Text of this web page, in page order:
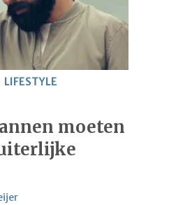
LIFESTYLE
moeten